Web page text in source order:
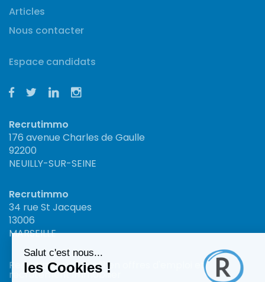
Articles
Nous contacter
Espace candidats
Recrutimmo
176 avenue Charles de Gaulle
92200
NEUILLY-SUR-SEINE
Recrutimmo
34 rue St Jacques
13006
MARSEILLE
Recrutimmo : Site n°1 en offres d'emploi et
recrutement immobilier